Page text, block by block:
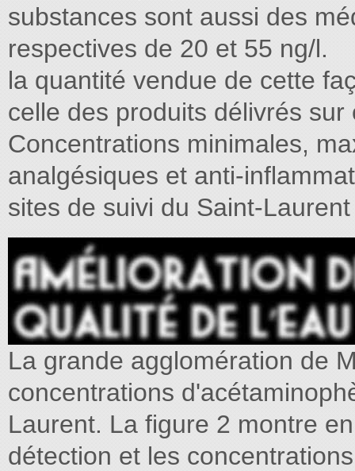
substances sont aussi des
respectives de 20 et 55 ng/l.
la quantité vendue de cette
celle des produits délivrés
Concentrations minimales,
analgésiques et anti-
sites de suivi du Saint-
La grande agglomération de
concentrations
Laurent. La figure 2 montre
détection et les